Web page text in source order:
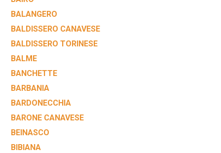
BALANGERO
BALDISSERO CANAVESE
BALDISSERO TORINESE
BALME
BANCHETTE
BARBANIA
BARDONECCHIA
BARONE CANAVESE
BEINASCO
BIBIANA